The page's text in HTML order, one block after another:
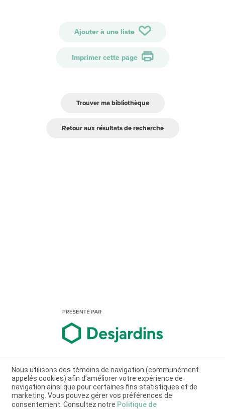
Ajouter à une liste
Imprimer cette page
Trouver ma bibliothèque
Retour aux résultats de recherche
Nous utilisons des témoins de navigation (communément
appelés cookies) afin d’améliorer votre expérience de
navigation ainsi que pour certaines fins statistiques et de
marketing. Vous pouvez gérer vos préférences de
consentement. Consultez notre Politique de